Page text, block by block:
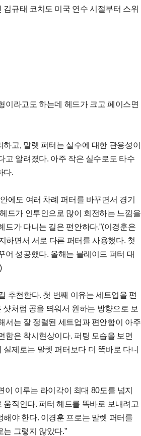
규태 코치도 미국 연수 시절부터 스위
이라고도 하는데 헤드가 크고 페이스면
고, 말렛 퍼터는 실수에 대한 관용성이
고 알려졌다. 아주 작은 실수로도 타수
다.
에도 여러 차례 퍼터를 바꾸면서 경기
드가 인투인으로 많이 회전하는 느낌을
가 다니는 길은 편안하다.”(이경훈은
하면서 서로 다른 퍼터를 사용했다. 첫
어 성공했다. 올해는 블레이드 퍼터 대
추천한다. 첫 번째 이유는 세트업을 편
처럼 공을 띄워서 원하는 방향으로 보
서는 잘 정렬된 세트업과 편안함이 아주
함은 착시현상이다. 퍼팅 모습을 보면
제로는 말렛 퍼터보다 더 똑바로 다니
이루는 라이각이 최대 80도를 넘지
직인다. 퍼터 헤드를 똑바로 보내려고
야 한다. 이경훈 프로는 말렛 퍼터를
그렇지 않았다.”